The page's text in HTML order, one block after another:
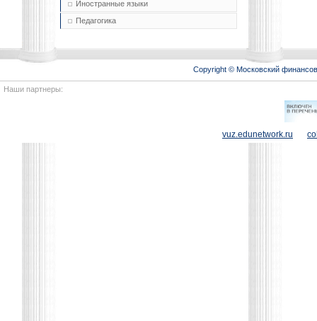
Иностранные языки
Педагогика
Copyright © Московский
Наши партнеры:
vuz.edunetwork.ru